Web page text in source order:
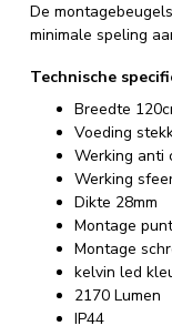
De
minimale speling
Technische
Breedte
Voeding
Werking anti
Werking
Dikte 28mm
Montage
Montage
kelvin led
2170 Lumen
IP44